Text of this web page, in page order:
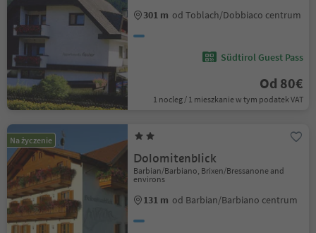
301 m od Toblach/Dobbiaco centrum
Südtirol Guest Pass
Od 80€
1 nocleg / 1 mieszkanie w tym podatek VAT
Na życzenie
Dolomitenblick
Barbian/Barbiano, Brixen/Bressanone and
environs
131 m od Barbian/Barbiano centrum